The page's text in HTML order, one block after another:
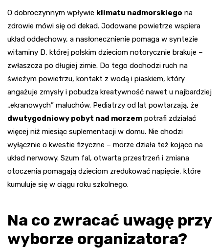
O dobroczynnym wpływie klimatu nadmorskiego na
zdrowie mówi się od dekad. Jodowane powietrze wspiera
układ oddechowy, a nasłonecznienie pomaga w syntezie
witaminy D, której polskim dzieciom notorycznie brakuje –
zwłaszcza po długiej zimie. Do tego dochodzi ruch na
świeżym powietrzu, kontakt z wodą i piaskiem, który
angażuje zmysły i pobudza kreatywność nawet u najbardziej
„ekranowych” maluchów. Pediatrzy od lat powtarzają, że
dwutygodniowy pobyt nad morzem potrafi zdziałać
więcej niż miesiąc suplementacji w domu. Nie chodzi
wyłącznie o kwestie fizyczne – morze działa też kojąco na
układ nerwowy. Szum fal, otwarta przestrzeń i zmiana
otoczenia pomagają dzieciom zredukować napięcie, które
kumuluje się w ciągu roku szkolnego.
Na co zwracać uwagę przy
wyborze organizatora?